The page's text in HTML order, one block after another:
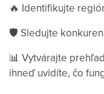
🔥 Identifikujte
🛡 Sledujte
📊 Vytvárajte
ihneď uvidíte, čo